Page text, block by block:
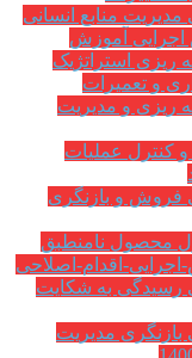
مدیریت منابع انسانی
اجرایی آموزش
ریزی استراتژیک
و تعمیرات
ریزی و مدیریت
کنترل عملیات
فروش و بازنگری
محصول نامنطبق
اجرایی-اقدام-اصلاحی
رسیدگی به شکایت
بازنگری مدیریت